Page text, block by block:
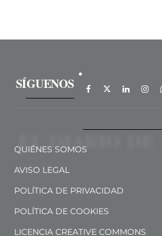
SÍGUENOS
QUIÉNES SOMOS
AVISO LEGAL
POLÍTICA DE PRIVACIDAD
POLÍTICA DE COOKIES
LICENCIA CREATIVE COMMONS